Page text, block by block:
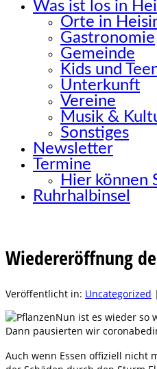
Was ist los in
Orte in
Gastronomie
Gemeinde
Kids und
Unterkunft
Vereine
Musik &
Sonstiges
Newsletter
Termine
Hier können
Ruhrhalbinsel
Wiedereröffnung
Veröffentlicht in: Uncategorized |
Nun ist es wieder so
Dann pausierten wir
Auch wenn Essen offiziell nicht